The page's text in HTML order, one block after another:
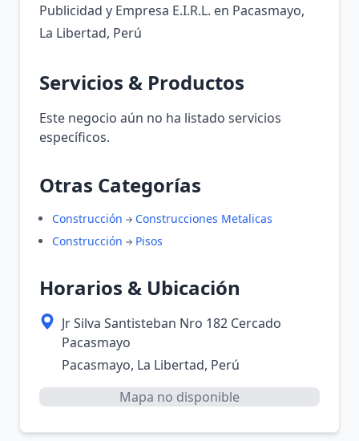
Publicidad y Empresa E.I.R.L. en Pacasmayo,
La Libertad, Perú
Servicios & Productos
Este negocio aún no ha listado servicios
específicos.
Otras Categorías
Construcción
Construcciones Metalicas
Construcción
Pisos
Horarios & Ubicación
Jr Silva Santisteban Nro 182 Cercado
Pacasmayo
Pacasmayo, La Libertad, Perú
Mapa no disponible